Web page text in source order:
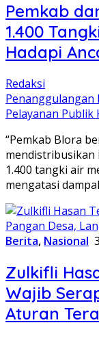
Pemkab
1.400
Hadapi
Redaksi
Penanggulangan
Pelayanan
“Pemkab Blora
mendistribusikan
1.400 tangki air
mengatasi
Berita, Nasional
Zulkifli
Wajib
Aturan